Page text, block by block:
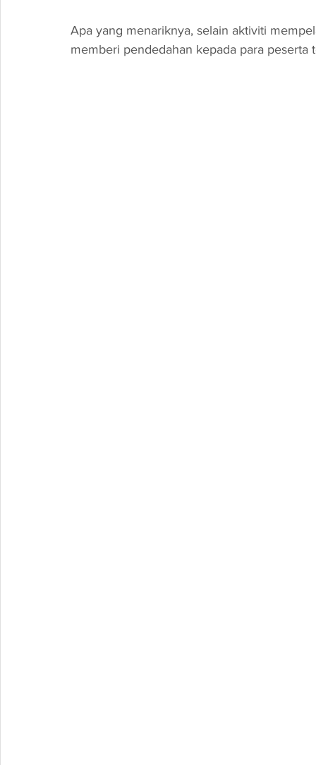
Apa yang menariknya, selain aktiviti
memberi pendedahan kepada para peserta